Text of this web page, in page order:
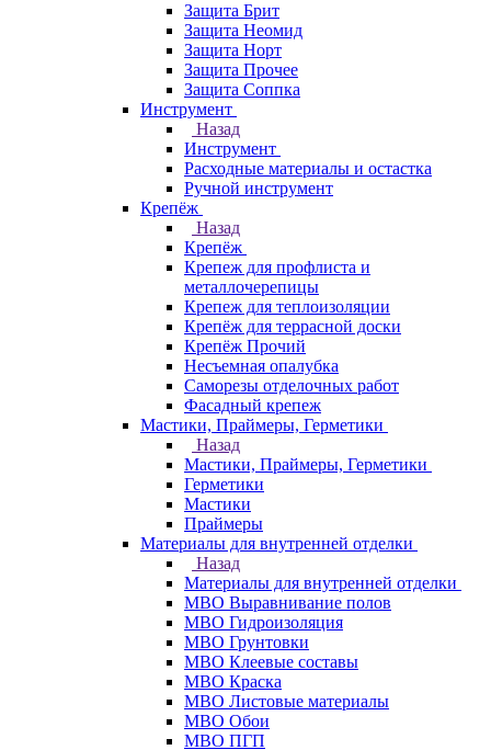
Защита Брит
Защита Неомид
Защита Норт
Защита Прочее
Защита Соппка
Инструмент
Назад
Инструмент
Расходные материалы и остастка
Ручной инструмент
Крепёж
Назад
Крепёж
Крепеж для профлиста и
металлочерепицы
Крепеж для теплоизоляции
Крепёж для террасной доски
Крепёж Прочий
Несъемная опалубка
Саморезы отделочных работ
Фасадный крепеж
Мастики, Праймеры, Герметики
Назад
Мастики, Праймеры, Герметики
Герметики
Мастики
Праймеры
Материалы для внутренней отделки
Назад
Материалы для внутренней отделки
МВО Выравнивание полов
МВО Гидроизоляция
МВО Грунтовки
МВО Клеевые составы
МВО Краска
МВО Листовые материалы
МВО Обои
МВО ПГП